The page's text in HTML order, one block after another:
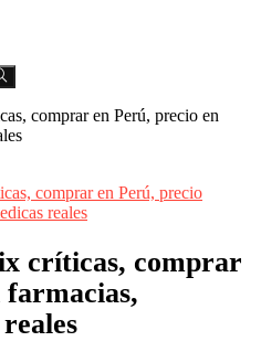
comprar en Perú, precio en
críticas, comprar
farmacias,